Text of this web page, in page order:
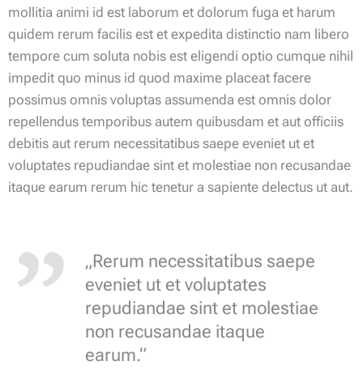
mollitia animi id est laborum et dolorum fuga et harum
quidem rerum facilis est et expedita distinctio nam libero
tempore cum soluta nobis est eligendi optio cumque nihil
impedit quo minus id quod maxime placeat facere
possimus omnis voluptas assumenda est omnis dolor
repellendus temporibus autem quibusdam et aut officiis
debitis aut rerum necessitatibus saepe eveniet ut et
voluptates repudiandae sint et molestiae non recusandae
itaque earum rerum hic tenetur a sapiente delectus ut aut.
„Rerum necessitatibus saepe
eveniet ut et voluptates
repudiandae sint et molestiae
non recusandae itaque
earum.“